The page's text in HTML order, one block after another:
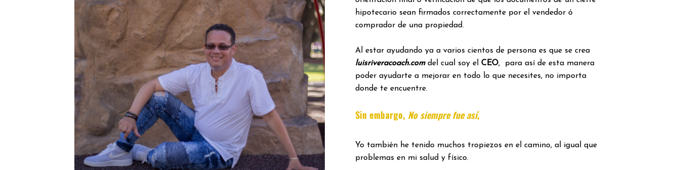
hipotecario sean firmados correctamente por el vendedor ó
comprador de una propiedad.
Al estar ayudando ya a varios cientos de persona es que se crea
luisriveracoach.comdel cual soy el CEO, para así de esta manera
poder ayudarte a mejorar en todo lo que necesites, no importa
donde te encuentre.
Sin embargo, No siempre fue así,
Yo también he tenido muchos tropiezos en el camino, al igual que
problemas en mi salud y físico.